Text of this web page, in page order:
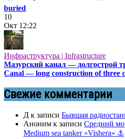
buried
10
Окт 12:22
Инфраструктура | Infrastructure
Мазурский канал — долгострой
Canal — long construction of three
Свежие комментарии
Д к записи Бывшая
Аноним к записи Средний
Medium sea tanker «Vishera» ⚓